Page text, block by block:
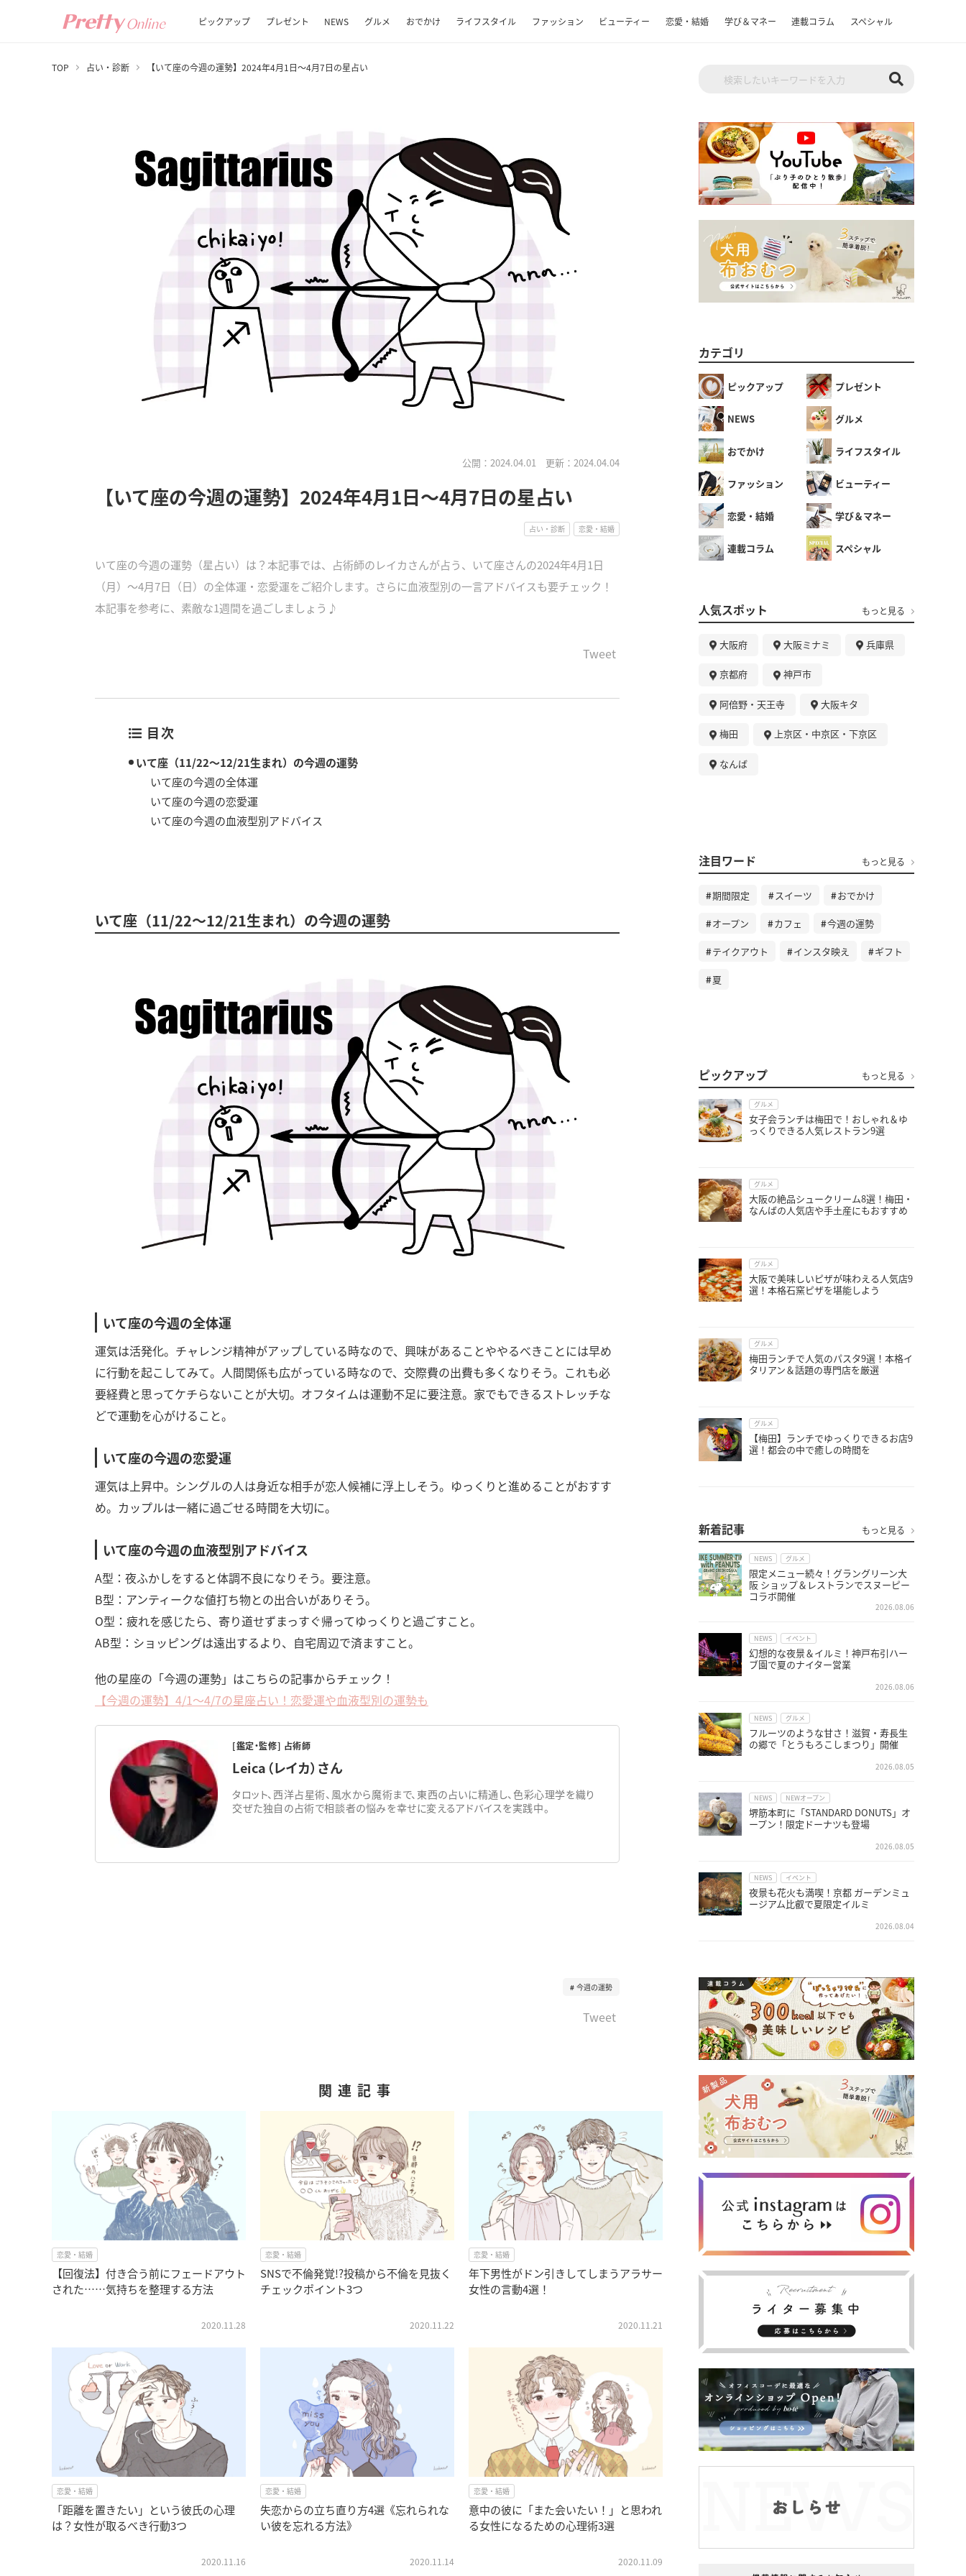
ピックアップ プレゼント NEWS グルメ おでかけ ライフスタイル ファッション ビューティー 恋愛・結婚 学び＆マネー 連載コラム スペシャル
TOP 占い・診断 【いて座の今週の運勢】2024年4月1日～4月7日の星占い
公開：2024.04.01 更新：2024.04.04
【いて座の今週の運勢】2024年4月1日～4月7日の星占い
占い・診断 恋愛・結婚
いて座の今週の運勢（星占い）は？本記事では、占術師のレイカさんが占う、いて座さんの2024年4月1日
（月）～4月7日（日）の全体運・恋愛運をご紹介します。さらに血液型別の一言アドバイスも要チェック！
本記事を参考に、素敵な1週間を過ごしましょう♪
Tweet
目次
いて座（11/22～12/21生まれ）の今週の運勢
いて座の今週の全体運
いて座の今週の恋愛運
いて座の今週の血液型別アドバイス
いて座（11/22～12/21生まれ）の今週の運勢
いて座の今週の全体運
運気は活発化。チャレンジ精神がアップしている時なので、興味があることややるべきことには早め
に行動を起こしてみて。人間関係も広がっている時なので、交際費の出費も多くなりそう。これも必
要経費と思ってケチらないことが大切。オフタイムは運動不足に要注意。家でもできるストレッチな
どで運動を心がけること。
いて座の今週の恋愛運
運気は上昇中。シングルの人は身近な相手が恋人候補に浮上しそう。ゆっくりと進めることがおすす
め。カップルは一緒に過ごせる時間を大切に。
いて座の今週の血液型別アドバイス
A型：夜ふかしをすると体調不良になりそう。要注意。
B型：アンティークな値打ち物との出合いがありそう。
O型：疲れを感じたら、寄り道せずまっすぐ帰ってゆっくりと過ごすこと。
AB型：ショッピングは遠出するより、自宅周辺で済ますこと。
他の星座の「今週の運勢」はこちらの記事からチェック！
【今週の運勢】4/1～4/7の星座占い！恋愛運や血液型別の運勢も
[鑑定・監修] 占術師
Leica（レイカ）さん
タロット、西洋占星術、風水から魔術まで、東西の占いに精通し、色彩心理学を織り
交ぜた独自の占術で相談者の悩みを幸せに変えるアドバイスを実践中。
今週の運勢
Tweet
関連記事
恋愛・結婚
【回復法】付き合う前にフェードアウト
された……気持ちを整理する方法
2020.11.28
恋愛・結婚
SNSで不倫発覚!?投稿から不倫を見抜く
チェックポイント3つ
2020.11.22
恋愛・結婚
年下男性がドン引きしてしまうアラサー
女性の言動4選！
2020.11.21
恋愛・結婚
「距離を置きたい」という彼氏の心理
は？女性が取るべき行動3つ
2020.11.16
恋愛・結婚
失恋からの立ち直り方4選《忘れられな
い彼を忘れる方法》
2020.11.14
恋愛・結婚
意中の彼に「また会いたい！」と思われ
る女性になるための心理術3選
2020.11.09
カテゴリ
ピックアップ プレゼント
NEWS グルメ
おでかけ ライフスタイル
ファッション ビューティー
恋愛・結婚 学び＆マネー
連載コラム スペシャル
人気スポット もっと見る
大阪府 大阪ミナミ 兵庫県
京都府 神戸市
阿倍野・天王寺 大阪キタ
梅田 上京区・中京区・下京区
なんば
注目ワード もっと見る
期間限定 スイーツ おでかけ
オープン カフェ 今週の運勢
テイクアウト インスタ映え ギフト
夏
ピックアップ もっと見る
グルメ
女子会ランチは梅田で！おしゃれ＆ゆ
っくりできる人気レストラン9選
グルメ
大阪の絶品シュークリーム8選！梅田・
なんばの人気店や手土産にもおすすめ
グルメ
大阪で美味しいピザが味わえる人気店9
選！本格石窯ピザを堪能しよう
グルメ
梅田ランチで人気のパスタ9選！本格イ
タリアン＆話題の専門店を厳選
グルメ
【梅田】ランチでゆっくりできるお店9
選！都会の中で癒しの時間を
新着記事 もっと見る
NEWS グルメ
限定メニュー続々！グラングリーン大
阪 ショップ＆レストランでスヌーピー
コラボ開催
2026.08.06
NEWS イベント
幻想的な夜景＆イルミ！神戸布引ハー
ブ園で夏のナイター営業
2026.08.06
NEWS グルメ
フルーツのような甘さ！滋賀・寿長生
の郷で「とうもろこしまつり」開催
2026.08.05
NEWS NEWオープン
堺筋本町に「STANDARD DONUTS」オ
ープン！限定ドーナツも登場
2026.08.05
NEWS イベント
夜景も花火も満喫！京都 ガーデンミュ
ージアム比叡で夏限定イルミ
2026.08.04